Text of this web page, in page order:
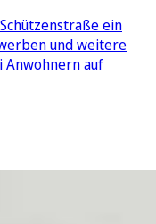
ein
und weitere
Anwohnern auf